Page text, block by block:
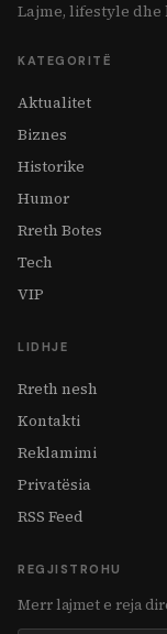
Lajme, lifestyle dhe
KATEGORITË
Aktualitet
Biznes
Historike
Humor
Rreth Botes
Tech
VIP
LIDHJE
Rreth nesh
Kontakti
Reklamimi
Privatësia
RSS Feed
REGJISTROHU
Merr lajmet e reja